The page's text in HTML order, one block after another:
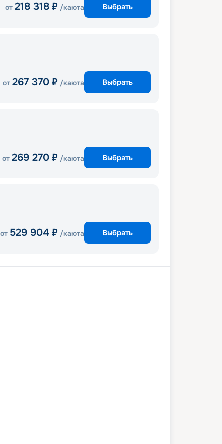
от 218 318 ₽ /каюта Выбрать
от 267 370 ₽ /каюта Выбрать
от 269 270 ₽ /каюта Выбрать
от 529 904 ₽ /каюта Выбрать